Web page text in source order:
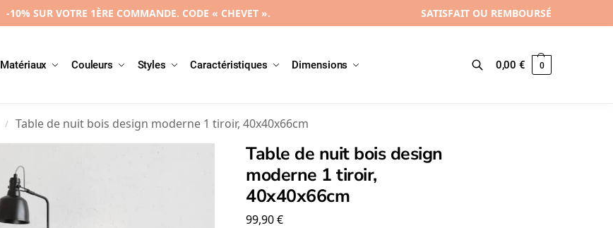
-10% SUR VOTRE 1ÈRE COMMANDE. CODE « CHEVET ». SATISFAIT OU REMBOURSÉ
Matériaux Couleurs Styles Caractéristiques Dimensions
Recherche 0,00€ 0
/ Table de nuit bois design moderne 1 tiroir, 40x40x66cm
Table de nuit bois design
moderne 1 tiroir,
40x40x66cm
99,90€